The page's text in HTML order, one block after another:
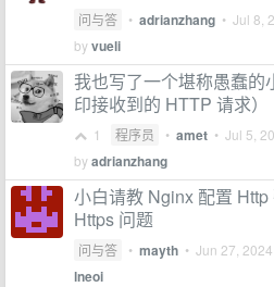
问与答 • adrianzhang • Jul 8,
byvueli
我也写了一个堪称愚蠢的
印接收到的 HTTP 请求）
1 程序员 • amet • Jul 5,
byadrianzhang
小白请教 Nginx 配置 Http
Https 问题
问与答 • mayth • Jun 27, 2024
lneoi